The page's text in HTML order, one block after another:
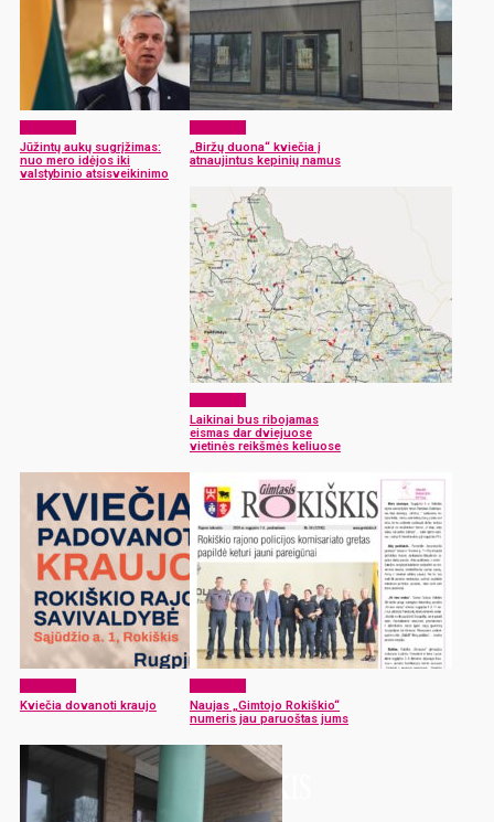
Jūžintų aukų sugrįžimas:
nuo mero idėjos iki
valstybinio atsisveikinimo
„Biržų duona“ kviečia į
atnaujintus kepinių namus
Laikinai bus ribojamas
eismas dar dviejuose
vietinės reikšmės keliuose
Kviečia dovanoti kraujo
Naujas „Gimtojo Rokiškio“
numeris jau paruoštas jums